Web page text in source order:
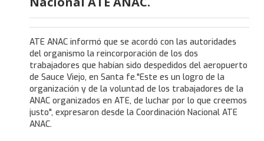
ATE ANAC informó que se acordó con las autoridades
del organismo la reincorporación de los dos
trabajadores que habían sido despedidos del aeropuerto
de Sauce Viejo, en Santa fe."Este es un logro de la
organización y de la voluntad de los trabajadores de la
ANAC organizados en ATE, de luchar por lo que creemos
justo", expresaron desde la Coordinación Nacional ATE
ANAC.